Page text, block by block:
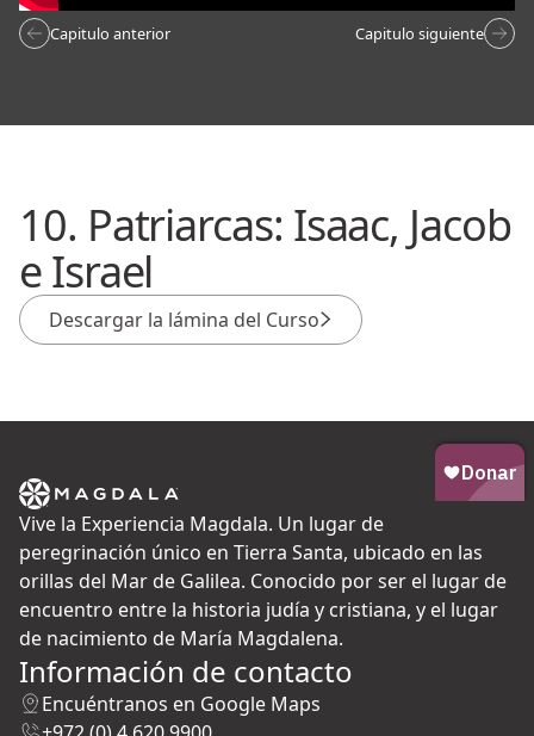
Capitulo anterior Capitulo siguiente
10. Patriarcas: Isaac, Jacob
e Israel
Descargar la lámina del Curso
Vive la Experiencia Magdala. Un lugar de
peregrinación único en Tierra Santa, ubicado en las
orillas del Mar de Galilea. Conocido por ser el lugar de
encuentro entre la historia judía y cristiana, y el lugar
de nacimiento de María Magdalena.
Información de contacto
Encuéntranos en Google Maps